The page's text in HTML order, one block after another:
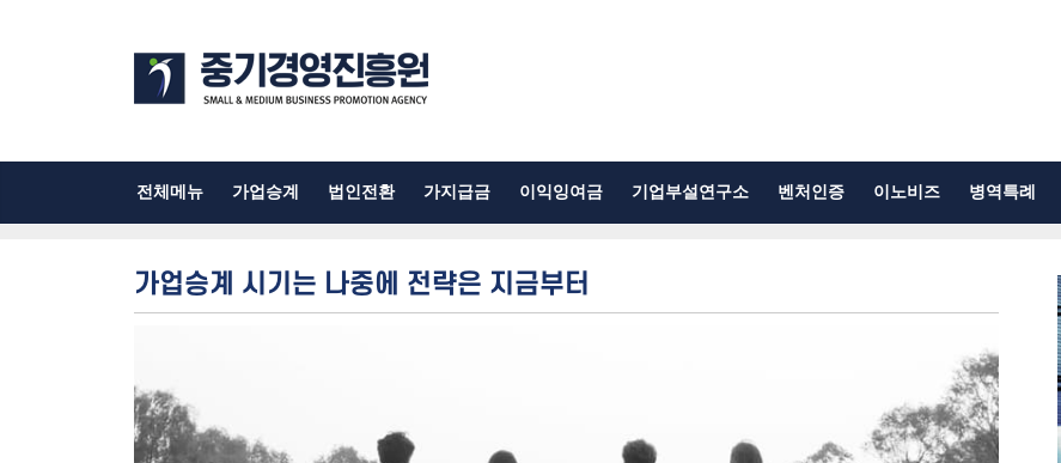
전체메뉴 가업승계 법인전환 가지급금 이익잉여금 기업부설연구소 벤처인증 이노비즈 병역특례
가업승계 시기는 나중에 전략은 지금부터